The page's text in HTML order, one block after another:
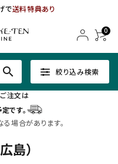
で送料特典あり
0
絞り込み検索
search
注文は
です。
場合があります。
島）